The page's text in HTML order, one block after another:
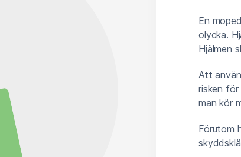
En
olycka.
Hjälmen
Att
risken för
man kör
Förutom